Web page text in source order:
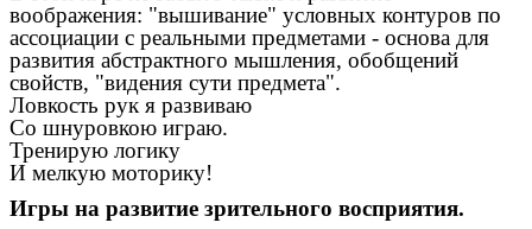
воображения: "вышивание" условных контуров по
ассоциации с реальными предметами - основа для
развития абстрактного мышления, обобщений
свойств, "видения сути предмета".
Ловкость рук я развиваю
Со шнуровкою играю.
Тренирую логику
И мелкую моторику!
Игры на развитие зрительного восприятия.